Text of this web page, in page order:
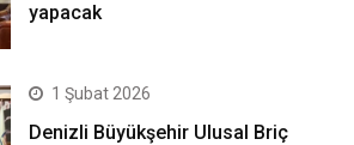
yapacak
1 Şubat 2026
Denizli Büyükşehir Ulusal Briç